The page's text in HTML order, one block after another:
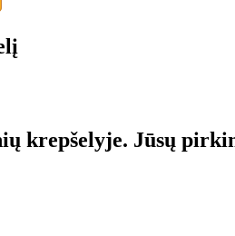
krepšelyje. Jūsų